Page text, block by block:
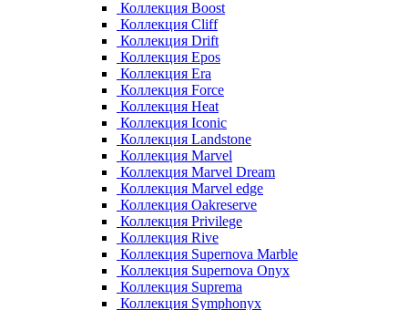
Коллекция Boost
Коллекция Cliff
Коллекция Drift
Коллекция Epos
Коллекция Era
Коллекция Force
Коллекция Heat
Коллекция Iconic
Коллекция Landstone
Коллекция Marvel
Коллекция Marvel Dream
Коллекция Marvel edge
Коллекция Oakreserve
Коллекция Privilege
Коллекция Rive
Коллекция Supernova Marble
Коллекция Supernova Onyx
Коллекция Suprema
Коллекция Symphonyx